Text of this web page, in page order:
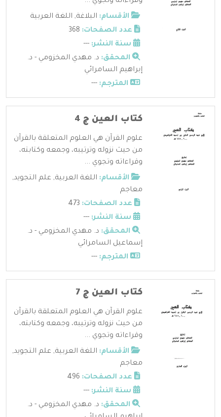
الأقسام: البلاغة, اللغة العربية
عدد الصفحات:
سنة النشر: ---
المحقق: د. مهدي المخزومي - د.
إبراهيم السامرائي
المترجم: ---
كتاب العين ج 4
علوم القرآن هي العلوم المتعلقة بالقرآن
من حيث نزوله وترتيبه، وجمعه وكتابته،
وقراءاته وتجوي ...
الأقسام: اللغة العربية, علم التجويد,
معاجم
عدد الصفحات:
سنة النشر: ---
المحقق: د. مهدي المخزومي - د.
إسماعيل السامرائي
المترجم: ---
كتاب العين ج 7
علوم القرآن هي العلوم المتعلقة بالقرآن
من حيث نزوله وترتيبه، وجمعه وكتابته،
وقراءاته وتجوي ...
الأقسام: اللغة العربية, علم التجويد,
معاجم
عدد الصفحات:
سنة النشر: ---
المحقق: د. مهدي المخزومي - د.